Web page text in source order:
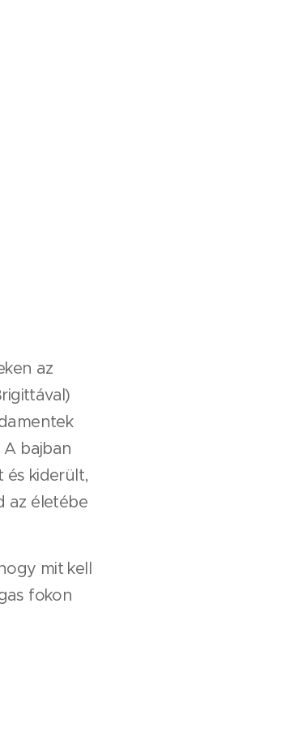
az
bajban
és kiderült,
az életébe
mit kell
fokon